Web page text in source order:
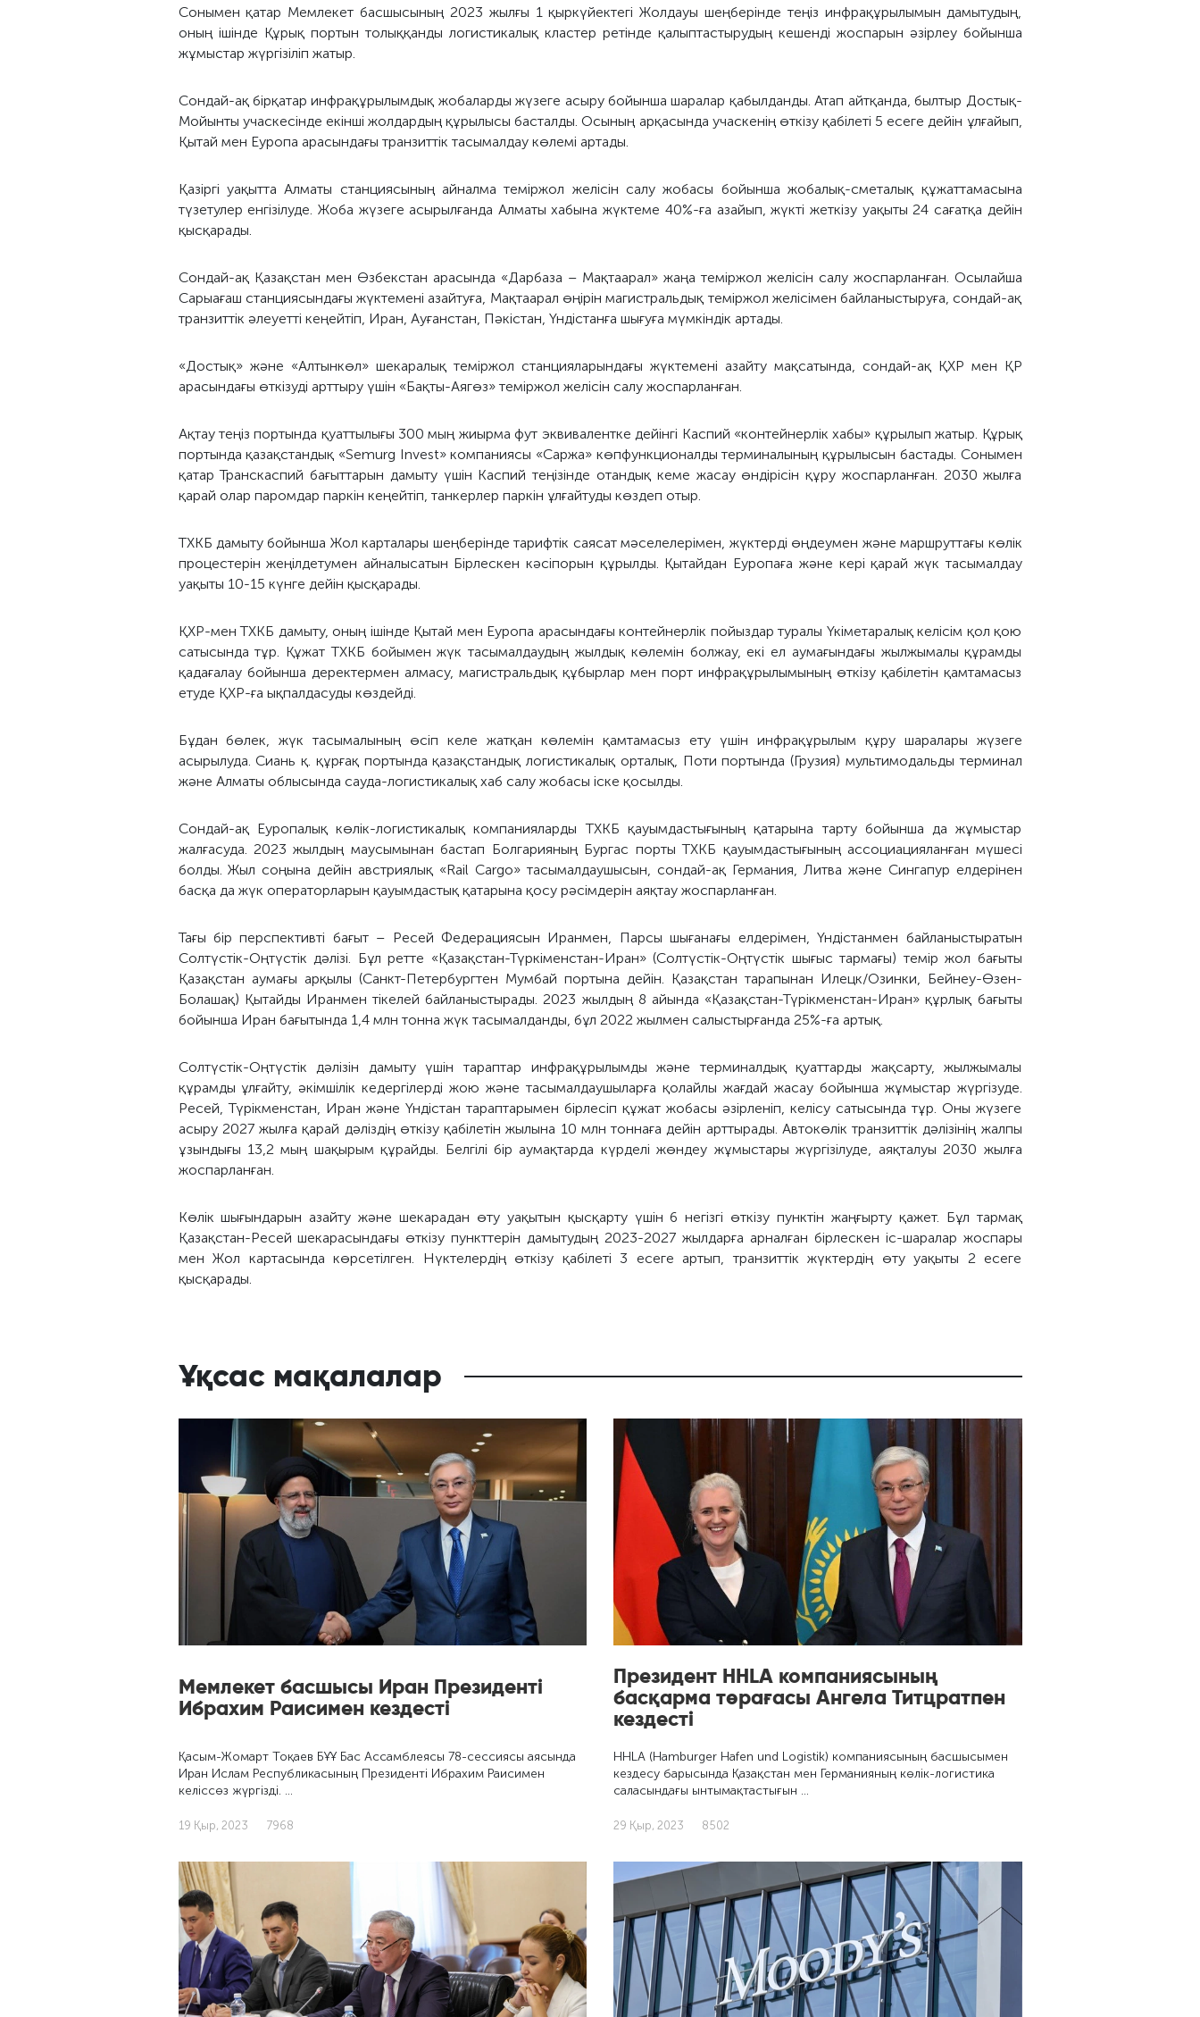
Сонымен қатар Мемлекет басшысының 2023 жылғы 1 қыркүйектегі Жолдауы шеңберінде теңіз инфрақұрылымын дамытудың,
оның ішінде Құрық портын толыққанды логистикалық кластер ретінде қалыптастырудың кешенді жоспарын әзірлеу бойынша
жұмыстар жүргізіліп жатыр.
Сондай-ақ бірқатар инфрақұрылымдық жобаларды жүзеге асыру бойынша шаралар қабылданды. Атап айтқанда, былтыр Достық-
Мойынты учаскесінде екінші жолдардың құрылысы басталды. Осының арқасында учаскенің өткізу қабілеті 5 есеге дейін ұлғайып,
Қытай мен Еуропа арасындағы транзиттік тасымалдау көлемі артады.
Қазіргі уақытта Алматы станциясының айналма теміржол желісін салу жобасы бойынша жобалық-сметалық құжаттамасына
түзетулер енгізілуде. Жоба жүзеге асырылғанда Алматы хабына жүктеме 40%-ға азайып, жүкті жеткізу уақыты 24 сағатқа дейін
қысқарады.
Сондай-ақ Қазақстан мен Өзбекстан арасында «Дарбаза – Мақтаарал» жаңа теміржол желісін салу жоспарланған. Осылайша
Сарыағаш станциясындағы жүктемені азайтуға, Мақтаарал өңірін магистральдық теміржол желісімен байланыстыруға, сондай-ақ
транзиттік әлеуетті кеңейтіп, Иран, Ауғанстан, Пәкістан, Үндістанға шығуға мүмкіндік артады.
«Достық» және «Алтынкөл» шекаралық теміржол станцияларындағы жүктемені азайту мақсатында, сондай-ақ ҚХР мен ҚР
арасындағы өткізуді арттыру үшін «Бақты-Аягөз» теміржол желісін салу жоспарланған.
Ақтау теңіз портында қуаттылығы 300 мың жиырма фут эквивалентке дейінгі Каспий «контейнерлік хабы» құрылып жатыр. Құрық
портында қазақстандық «Semurg Invest» компаниясы «Саржа» көпфункционалды терминалының құрылысын бастады. Сонымен
қатар Транскаспий бағыттарын дамыту үшін Каспий теңізінде отандық кеме жасау өндірісін құру жоспарланған. 2030 жылға
қарай олар паромдар паркін кеңейтіп, танкерлер паркін ұлғайтуды көздеп отыр.
TХКБ дамыту бойынша Жол карталары шеңберінде тарифтік саясат мәселелерімен, жүктерді өңдеумен және маршруттағы көлік
процестерін жеңілдетумен айналысатын Бірлескен кәсіпорын құрылды. Қытайдан Еуропаға және кері қарай жүк тасымалдау
уақыты 10-15 күнге дейін қысқарады.
ҚХР-мен TХКБ дамыту, оның ішінде Қытай мен Еуропа арасындағы контейнерлік пойыздар туралы Үкіметаралық келісім қол қою
сатысында тұр. Құжат TХКБ бойымен жүк тасымалдаудың жылдық көлемін болжау, екі ел аумағындағы жылжымалы құрамды
қадағалау бойынша деректермен алмасу, магистральдық құбырлар мен порт инфрақұрылымының өткізу қабілетін қамтамасыз
етуде ҚХР-ға ықпалдасуды көздейді.
Бұдан бөлек, жүк тасымалының өсіп келе жатқан көлемін қамтамасыз ету үшін инфрақұрылым құру шаралары жүзеге
асырылуда. Сиань қ. құрғақ портында қазақстандық логистикалық орталық, Поти портында (Грузия) мультимодальды терминал
және Алматы облысында сауда-логистикалық хаб салу жобасы іске қосылды.
Сондай-ақ Еуропалық көлік-логистикалық компанияларды TХКБ қауымдастығының қатарына тарту бойынша да жұмыстар
жалғасуда. 2023 жылдың маусымынан бастап Болгарияның Бургас порты TХКБ қауымдастығының ассоциацияланған мүшесі
болды. Жыл соңына дейін австриялық «Rail Cargo» тасымалдаушысын, сондай-ақ Германия, Литва және Сингапур елдерінен
басқа да жүк операторларын қауымдастық қатарына қосу рәсімдерін аяқтау жоспарланған.
Тағы бір перспективті бағыт – Ресей Федерациясын Иранмен, Парсы шығанағы елдерімен, Үндістанмен байланыстыратын
Солтүстік-Оңтүстік дәлізі. Бұл ретте «Қазақстан-Түркіменстан-Иран» (Солтүстік-Оңтүстік шығыс тармағы) темір жол бағыты
Қазақстан аумағы арқылы (Санкт-Петербургтен Мумбай портына дейін. Қазақстан тарапынан Илецк/Озинки, Бейнеу-Өзен-
Болашақ) Қытайды Иранмен тікелей байланыстырады. 2023 жылдың 8 айында «Қазақстан-Түрікменстан-Иран» құрлық бағыты
бойынша Иран бағытында 1,4 млн тонна жүк тасымалданды, бұл 2022 жылмен салыстырғанда 25%-ға артық.
Солтүстік-Оңтүстік дәлізін дамыту үшін тараптар инфрақұрылымды және терминалдық қуаттарды жақсарту, жылжымалы
құрамды ұлғайту, әкімшілік кедергілерді жою және тасымалдаушыларға қолайлы жағдай жасау бойынша жұмыстар жүргізуде.
Ресей, Түрікменстан, Иран және Үндістан тараптарымен бірлесіп құжат жобасы әзірленіп, келісу сатысында тұр. Оны жүзеге
асыру 2027 жылға қарай дәліздің өткізу қабілетін жылына 10 млн тоннаға дейін арттырады. Автокөлік транзиттік дәлізінің жалпы
ұзындығы 13,2 мың шақырым құрайды. Белгілі бір аумақтарда күрделі жөндеу жұмыстары жүргізілуде, аяқталуы 2030 жылға
жоспарланған.
Көлік шығындарын азайту және шекарадан өту уақытын қысқарту үшін 6 негізгі өткізу пунктін жаңғырту қажет. Бұл тармақ
Қазақстан-Ресей шекарасындағы өткізу пункттерін дамытудың 2023-2027 жылдарға арналған бірлескен іс-шаралар жоспары
мен Жол картасында көрсетілген. Нүктелердің өткізу қабілеті 3 есеге артып, транзиттік жүктердің өту уақыты 2 есеге
қысқарады.
Ұқсас мақалалар
Мемлекет басшысы Иран Президенті
Ибрахим Раисимен кездесті
Қасым-Жомарт Тоқаев БҰҰ Бас Ассамблеясы 78-сессиясы аясында
Иран Ислам Республикасының Президенті Ибрахим Раисимен
келіссөз жүргізді. …
19 Қыр, 2023 7968
Президент HHLA компаниясының
басқарма төрағасы Ангела Титцратпен
кездесті
HHLA (Hamburger Hafen und Logistik) компаниясының басшысымен
кездесу барысында Қазақстан мен Германияның көлік-логистика
саласындағы ынтымақтастығын …
29 Қыр, 2023 8502